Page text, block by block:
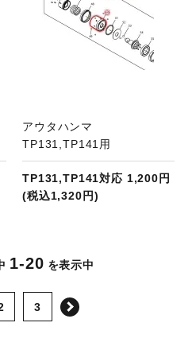
アウタハンマ
TP131,TP141用
TP131,TP141対応 1,200円
(税込1,320円)
1-20 を表示中
3